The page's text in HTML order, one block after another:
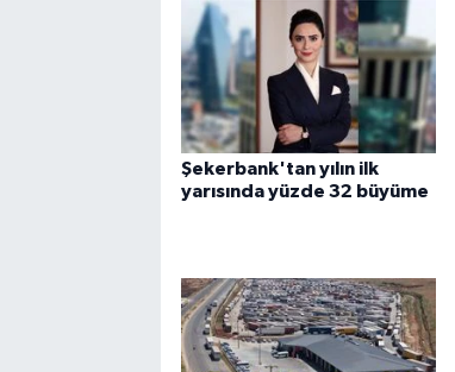
Şekerbank'tan yılın ilk
yarısında yüzde 32 büyüme